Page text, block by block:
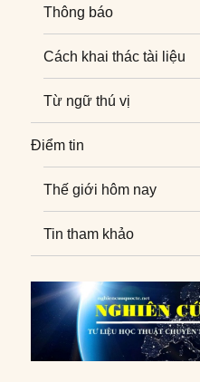
Thông báo
Cách khai thác tài liệu
Từ ngữ thú vị
Điểm tin
Thế giới hôm nay
Tin tham khảo